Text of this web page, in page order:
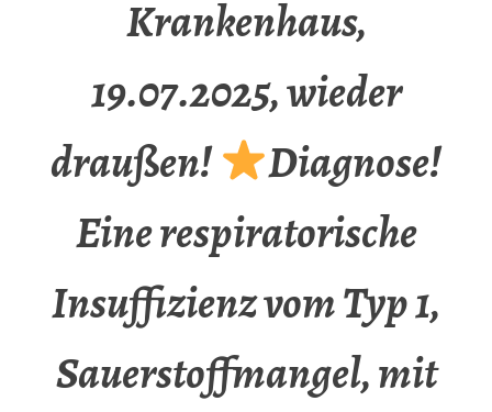
Krankenhaus,
19.07.2025, wieder
draußen!
Diagnose!
Eine respiratorische
Insuffizienz vom Typ 1,
Sauerstoffmangel, mit